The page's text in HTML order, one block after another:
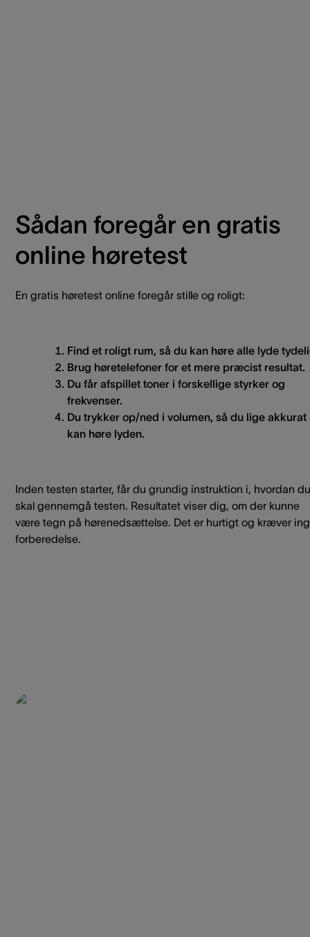
Sådan foregår en gratis
online høretest
En gratis høretest online foregår stille og roligt:
Find et roligt rum, så du kan høre alle lyde
Brug høretelefoner for et mere præcist resultat.
Du får afspillet toner i forskellige styrker og
frekvenser.
Du trykker op/ned i volumen, så du lige akkurat
kan høre lyden.
Inden testen starter, får du grundig instruktion i, hvordan du
skal gennemgå testen. Resultatet viser dig, om der kunne
være tegn på hørenedsættelse. Det er hurtigt og kræver
forberedelse.